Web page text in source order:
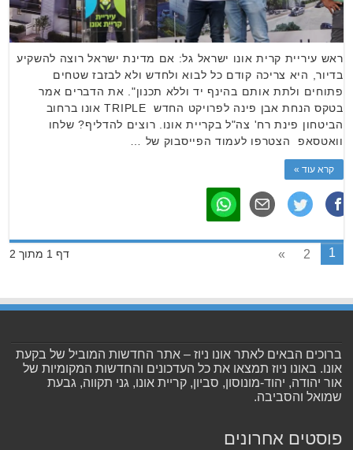
ראש עיריית קרית אונו ישראל גל: אם מדינת ישראל רוצה להשקיע
בדיור, היא צריכה קודם כל לבוא ולחדש ולא לבזבז שטחים
פתוחים ולתת אותם בהינף יד וללא תכנון". את הדברים אמר
בטקס הנחת אבן פינה לפרויקט החדש TRIPLE אונו ברחוב
הביטחון פינת רח' צה"ל בקריית אונו. רוצים להדליף? שלחו
וואטסאפ הצטרפו לעמוד הפייסבוק של …
קרא עוד »
דף 1 מתוך 2 1
2
»
ברוכים הבאים לאתר אונו ניוז – אתר החדשות המוביל של בקעת
אונו. באונו ניוז תמצאו את כל העדכונים והחדשות המקומיות של
אור יהודה, יהוד-מונוסון, סביון, קריית אונו, גני תקווה, גבעת
שמואל והסביבה.
פוסטים אחרונים